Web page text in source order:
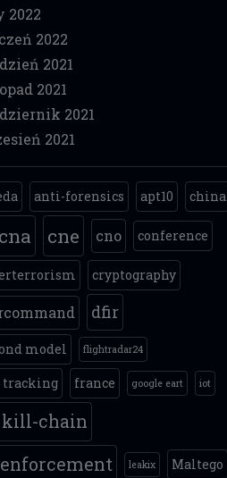
2022
2022
2021
2021
2021
2021
anti-forensics apt10 china
cna cne cno conference
cryptography
dfir
model flightradar24
france google eart iot
kill-chain
leakix Maltego